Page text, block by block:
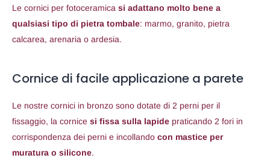
Le cornici per fotoceramica si adattano molto bene a
qualsiasi tipo di pietra tombale: marmo, granito, pietra
calcarea, arenaria o ardesia.
Cornice di facile applicazione a parete
Le nostre cornici in bronzo sono dotate di 2 perni per il
fissaggio, la cornice si fissa sulla lapide praticando 2 fori in
corrispondenza dei perni e incollando con mastice per
muratura o silicone.